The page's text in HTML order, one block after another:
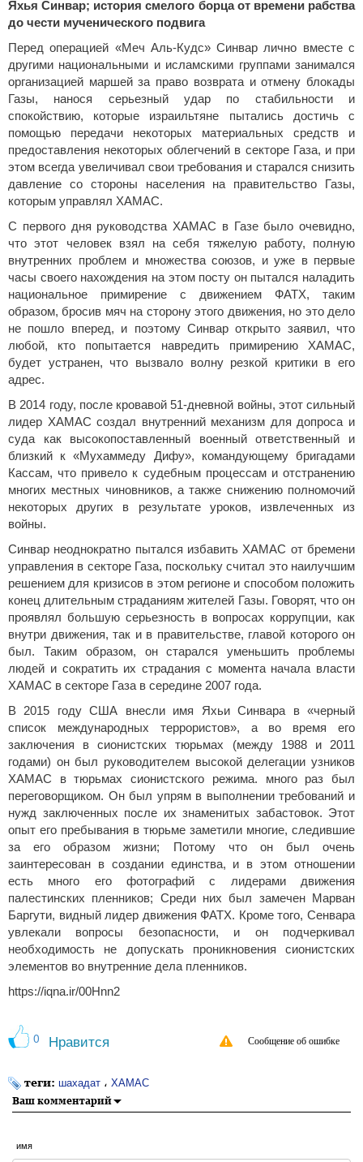
Яхья Синвар; история смелого борца от времени рабства
до чести мученического подвига
Перед операцией «Меч Аль-Кудс» Синвар лично вместе с
другими национальными и исламскими группами занимался
организацией маршей за право возврата и отмену блокады
Газы, нанося серьезный удар по стабильности и
спокойствию, которые израильтяне пытались достичь с
помощью передачи некоторых материальных средств и
предоставления некоторых облегчений в секторе Газа, и при
этом всегда увеличивал свои требования и старался снизить
давление со стороны населения на правительство Газы,
которым управлял ХАМАС.
С первого дня руководства ХАМАС в Газе было очевидно,
что этот человек взял на себя тяжелую работу, полную
внутренних проблем и множества союзов, и уже в первые
часы своего нахождения на этом посту он пытался наладить
национальное примирение с движением ФАТХ, таким
образом, бросив мяч на сторону этого движения, но это дело
не пошло вперед, и поэтому Синвар открыто заявил, что
любой, кто попытается навредить примирению ХАМАС,
будет устранен, что вызвало волну резкой критики в его
адрес.
В 2014 году, после кровавой 51-дневной войны, этот сильный
лидер ХАМАС создал внутренний механизм для допроса и
суда как высокопоставленный военный ответственный и
близкий к «Мухаммеду Дифу», командующему бригадами
Кассам, что привело к судебным процессам и отстранению
многих местных чиновников, а также снижению полномочий
некоторых других в результате уроков, извлеченных из
войны.
Синвар неоднократно пытался избавить ХАМАС от бремени
управления в секторе Газа, поскольку считал это наилучшим
решением для кризисов в этом регионе и способом положить
конец длительным страданиям жителей Газы. Говорят, что он
проявлял большую серьезность в вопросах коррупции, как
внутри движения, так и в правительстве, главой которого он
был. Таким образом, он старался уменьшить проблемы
людей и сократить их страдания с момента начала власти
ХАМАС в секторе Газа в середине 2007 года.
В 2015 году США внесли имя Яхьи Синвара в «черный
список международных террористов», а во время его
заключения в сионистских тюрьмах (между 1988 и 2011
годами) он был руководителем высокой делегации узников
ХАМАС в тюрьмах сионистского режима. много раз был
переговорщиком. Он был упрям ​​в выполнении требований и
нужд заключенных после их знаменитых забастовок. Этот
опыт его пребывания в тюрьме заметили многие, следившие
за его образом жизни; Потому что он был очень
заинтересован в создании единства, и в этом отношении
есть много его фотографий с лидерами движения
палестинских пленников; Среди них был замечен Марван
Баргути, видный лидер движения ФАТХ. Кроме того, Сенвара
увлекали вопросы безопасности, и он подчеркивал
необходимость не допускать проникновения сионистских
элементов во внутренние дела пленников.
https://iqna.ir/00Hnn2
0 Нравится Сообщение об ошибке
теги: шахадат ، ХАМАС
Ваш комментарий
имя